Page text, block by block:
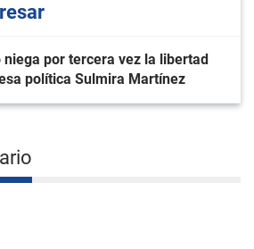
niega por tercera vez la libertad
política Sulmira Martínez